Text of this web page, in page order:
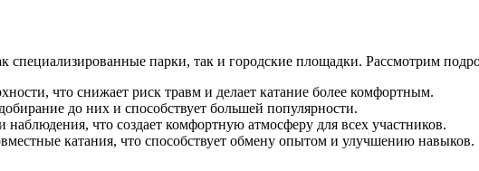
специализированные парки, так и городские площадки. Рассмотрим
что снижает риск травм и делает катание более комфортным.
до них и способствует большей популярности.
что создает комфортную атмосферу для всех участников.
катания, что способствует обмену опытом и улучшению навыков.